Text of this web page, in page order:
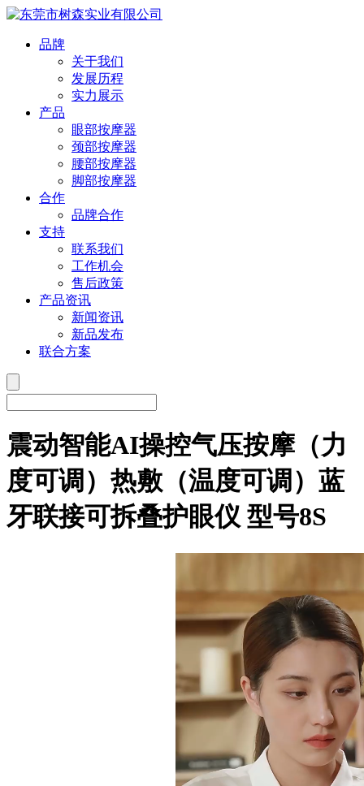
品牌
关于我们
发展历程
实力展示
产品
眼部按摩器
颈部按摩器
腰部按摩器
脚部按摩器
合作
品牌合作
支持
联系我们
工作机会
售后政策
产品资讯
新闻资讯
新品发布
联合方案
震动智能AI操控气压按摩（力
度可调）热敷（温度可调）蓝
牙联接可拆叠护眼仪 型号8S